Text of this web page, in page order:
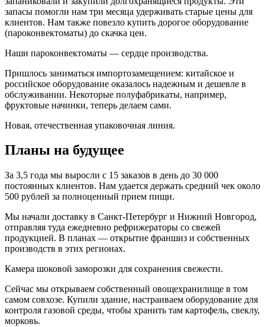
запасы помогли нам три месяца удерживать старые цены для
клиентов. Нам также повезло купить дорогое оборудование
(пароконвектоматы) до скачка цен.
Наши пароконвектоматы — сердце производства.
Пришлось заниматься импортозамещением: китайское и
российское оборудование оказалось надежным и дешевле в
обслуживании. Некоторые полуфабрикаты, например,
фруктовые начинки, теперь делаем сами.
Новая, отечественная упаковочная линия.
Планы на будущее
За 3,5 года мы выросли с 15 заказов в день до 30 000
постоянных клиентов. Нам удается держать средний чек около
500 рублей за полноценный прием пищи.
Мы начали доставку в Санкт-Петербург и Нижний Новгород,
отправляя туда ежедневно рефрижераторы со свежей
продукцией. В планах — открытие франшиз и собственных
производств в этих регионах.
Камера шоковой заморозки для сохранения свежести.
Сейчас мы открываем собственный овощехранилище в том
самом совхозе. Купили здание, настраиваем оборудование для
контроля газовой среды, чтобы хранить там картофель, свеклу,
морковь.